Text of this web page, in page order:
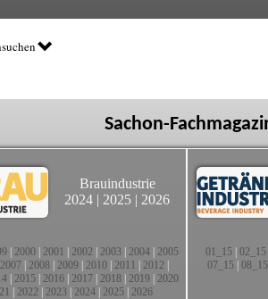
Sachon-
Brauindustrie
2024 | 2025 | 2026
2000 2001 2002 2003 2004 2005
2007 2008 2009 2010 2011 2012
2015 2016 2017 2018 2019 2020
2022 2023| 2024| 2025| 2026
01_15| 02_15
07_15 08_15